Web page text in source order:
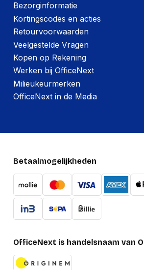
Bezorginformatie
Kortingscodes en acties
Retourvoorwaarden
Veelgestelde Vragen
Kopen op Rekening
Werken bij OfficeNext
Milieukeurmerken
OfficeNext in de Media
Betaalmogelijkheden
OfficeNext is handelsnaam van